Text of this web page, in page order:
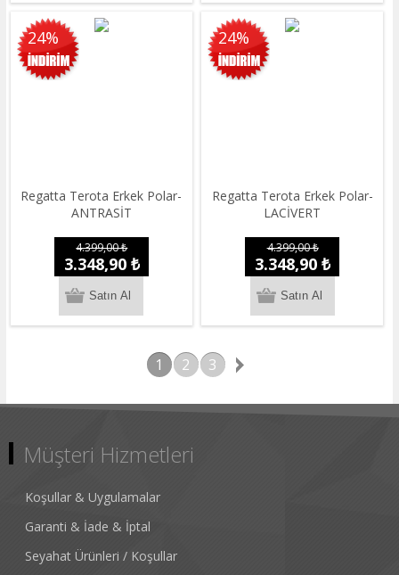
24%
Regatta Terota Erkek Polar-
ANTRASİT
4.399,00 ₺
3.348,90 ₺
24%
Regatta Terota Erkek Polar-
LACİVERT
4.399,00 ₺
3.348,90 ₺
1 2 3
Müşteri Hizmetleri
Koşullar & Uygulamalar
Garanti & İade & İptal
Seyahat Ürünleri / Koşullar